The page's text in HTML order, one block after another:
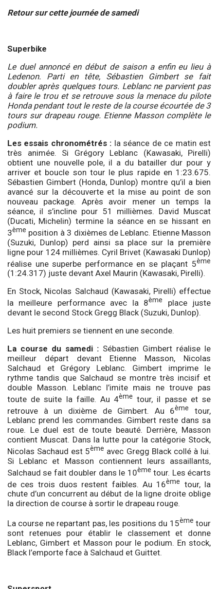
Retour sur cette journée de samedi
Superbike
Le duel annoncé en début de saison a enfin eu lieu à
Ledenon. Parti en tête, Sébastien Gimbert se fait
doubler après quelques tours. Leblanc ne parvient pas
à faire le trou et se retrouve sous la menace du pilote
Honda pendant tout le reste de la course écourtée de 3
tours sur drapeau rouge. Etienne Masson complète le
podium.
Les essais chronométrés : la séance de ce matin est
très animée. Si Grégory Leblanc (Kawasaki, Pirelli)
obtient une nouvelle pole, il a du batailler dur pour y
arriver et boucle son tour le plus rapide en 1:23.675.
Sébastien Gimbert (Honda, Dunlop) montre qu’il a bien
avancé sur la découverte et la mise au point de son
nouveau package. Après avoir mener un temps la
séance, il s’incline pour 51 millièmes. David Muscat
(Ducati, Michelin) termine la séance en se hissant en
3ème position à 3 dixièmes de Leblanc. Etienne Masson
(Suzuki, Dunlop) perd ainsi sa place sur la première
ligne pour 124 millièmes. Cyril Brivet (Kawasaki Dunlop)
réalise une superbe performance en se plaçant 5ème
(1:24.317) juste devant Axel Maurin (Kawasaki, Pirelli).
En Stock, Nicolas Salchaud (Kawasaki, Pirelli) effectue
la meilleure performance avec la 8ème
place juste
devant le second Stock Gregg Black (Suzuki, Dunlop).
Les huit premiers se tiennent en une seconde.
La course du samedi : Sébastien Gimbert réalise le
meilleur départ devant Etienne Masson, Nicolas
Salchaud et Grégory Leblanc. Gimbert imprime le
rythme tandis que Salchaud se montre très incisif et
double Masson. Leblanc l’imite mais ne trouve pas
toute de suite la faille. Au 4ème tour, il passe et se
retrouve à un dixième de Gimbert. Au 6ème
tour,
Leblanc prend les commandes. Gimbert reste dans sa
roue. Le duel est de toute beauté. Derrière, Masson
contient Muscat. Dans la lutte pour la catégorie Stock,
Nicolas Sachaud est 5ème avec Gregg Black collé à lui.
Si Leblanc et Masson contiennent leurs assaillants,
Salchaud se fait doubler dans le 10ème tour. Les écarts
de ces trois duos restent faibles. Au 16ème
tour, la
chute d’un concurrent au début de la ligne droite oblige
la direction de course à sortir le drapeau rouge.
La course ne repartant pas, les positions du 15ème tour
sont retenues pour établir le classement et donne
Leblanc, Gimbert et Masson pour le podium. En stock,
Black l’emporte face à Salchaud et Guittet.